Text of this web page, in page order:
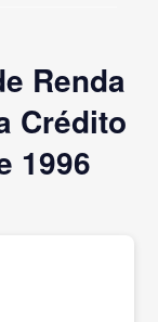
Renda
Crédito
1996